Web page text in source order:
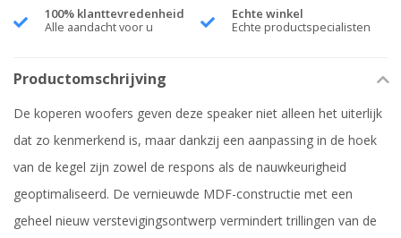
100% klanttevredenheid
Alle aandacht voor u
Echte winkel
Echte productspecialisten
Productomschrijving
De koperen woofers geven deze speaker niet alleen het uiterlijk
dat zo kenmerkend is, maar dankzij een aanpassing in de hoek
van de kegel zijn zowel de respons als de nauwkeurigheid
geoptimaliseerd. De vernieuwde MDF-constructie met een
geheel nieuw verstevigingsontwerp vermindert trillingen van de